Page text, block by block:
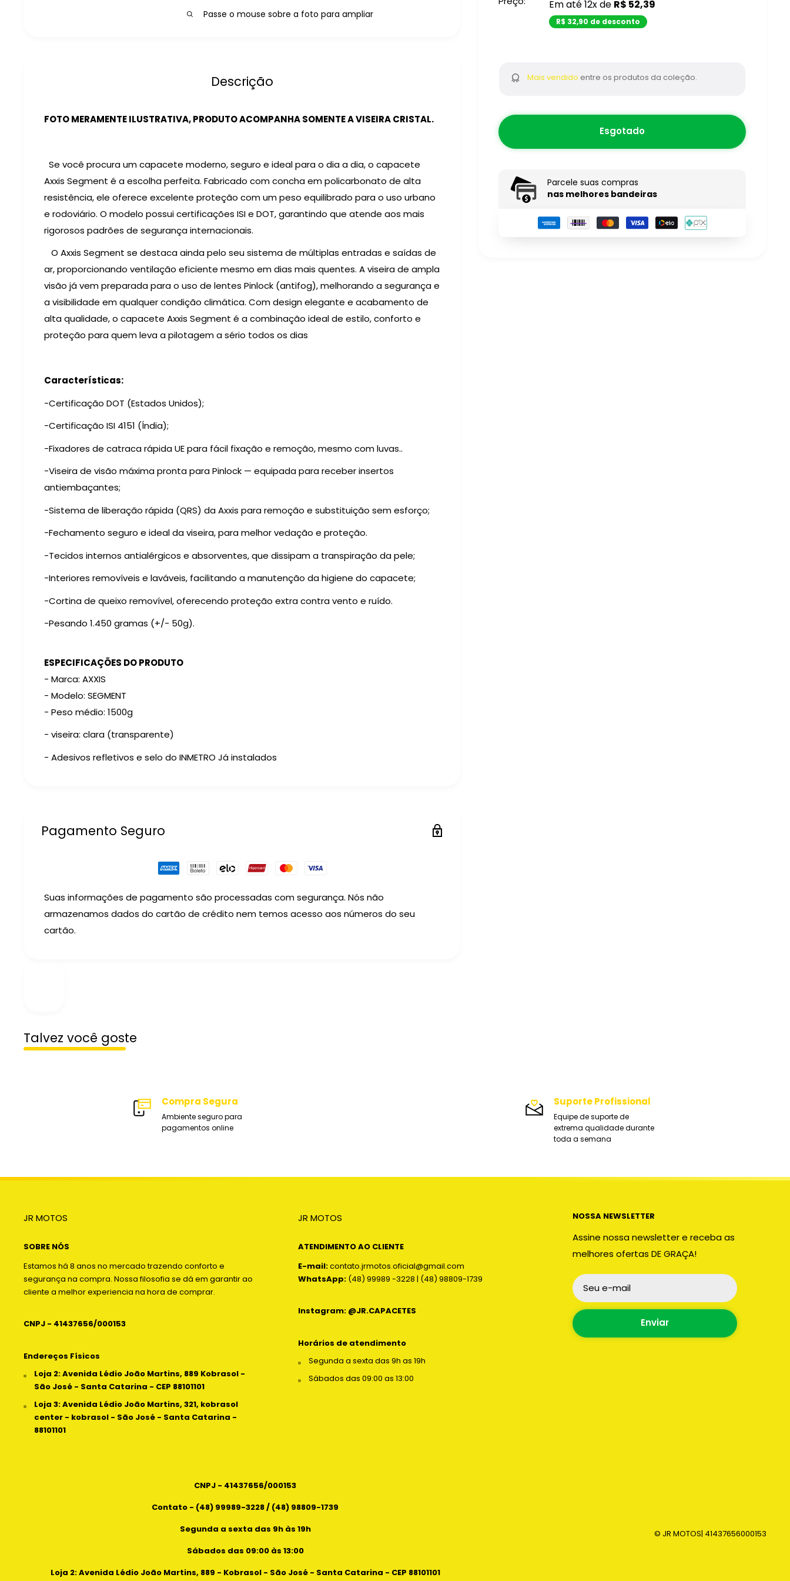
Passe o mouse sobre a foto para ampliar pt-
Em até 12x de R$ 52,39
R$ 32,90 de desconto
Mais vendido entre os produtos da coleção.
Esgotado
Parcele suas compras
nas melhores bandeiras
Descrição
FOTO MERAMENTE ILUSTRATIVA, PRODUTO ACOMPANHA SOMENTE A VISEIRA CRISTAL.
Se você procura um capacete moderno, seguro e ideal para o dia a dia, o capacete
Axxis Segment é a escolha perfeita. Fabricado com concha em policarbonato de alta
resistência, ele oferece excelente proteção com um peso equilibrado para o uso urbano
e rodoviário. O modelo possui certificações ISI e DOT, garantindo que atende aos mais
rigorosos padrões de segurança internacionais.
O Axxis Segment se destaca ainda pelo seu sistema de múltiplas entradas e saídas de
ar, proporcionando ventilação eficiente mesmo em dias mais quentes. A viseira de ampla
visão já vem preparada para o uso de lentes Pinlock (antifog), melhorando a segurança e
a visibilidade em qualquer condição climática. Com design elegante e acabamento de
alta qualidade, o capacete Axxis Segment é a combinação ideal de estilo, conforto e
proteção para quem leva a pilotagem a sério todos os dias
Características:
-Certificação DOT (Estados Unidos);
-Certificação ISI 4151 (Índia);
-Fixadores de catraca rápida UE para fácil fixação e remoção, mesmo com luvas..
-Viseira de visão máxima pronta para Pinlock — equipada para receber insertos
antiembaçantes;
-Sistema de liberação rápida (QRS) da Axxis para remoção e substituição sem esforço;
-Fechamento seguro e ideal da viseira, para melhor vedação e proteção.
-Tecidos internos antialérgicos e absorventes, que dissipam a transpiração da pele;
-Interiores removíveis e laváveis, facilitando a manutenção da higiene do capacete;
-Cortina de queixo removível, oferecendo proteção extra contra vento e ruído.
-Pesando 1.450 gramas (+/- 50g).
ESPECIFICAÇÕES DO PRODUTO
- Marca: AXXIS
- Modelo: SEGMENT
- Peso médio: 1500g
- viseira: clara (transparente)
- Adesivos refletivos e selo do INMETRO Já instalados
Pagamento Seguro
Suas informações de pagamento são processadas com segurança. Nós não
armazenamos dados do cartão de crédito nem temos acesso aos números do seu
cartão.
Talvez você goste
Compra Segura
Ambiente seguro para
pagamentos online
Suporte Profissional
Equipe de suporte de
extrema qualidade durante
toda a semana
JR MOTOS
SOBRE NÓS
Estamos há 8 anos no mercado trazendo conforto e
segurança na compra. Nossa filosofia se dá em garantir ao
cliente a melhor experiencia na hora de comprar.
CNPJ - 41437656/000153
Endereços Físicos
Loja 2: Avenida Lédio João Martins, 889 Kobrasol -
São José - Santa Catarina - CEP 88101101
Loja 3: Avenida Lédio João Martins, 321, kobrasol
center - kobrasol - São José - Santa Catarina -
88101101
JR MOTOS
ATENDIMENTO AO CLIENTE
E-mail:contato.jrmotos.oficial@gmail.com
WhatsApp:(48) 99989 -3228 | (48) 98809-1739
Instagram: @JR.CAPACETES
Horários de atendimento
Segunda a sexta das 9h as 19h
Sábados das 09:00 as 13:00
NOSSA NEWSLETTER
Assine nossa newsletter e receba as
melhores ofertas DE GRAÇA!
Seu e-mail
Enviar
CNPJ - 41437656/000153
Contato - (48) 99989-3228 / (48) 98809-1739
Segunda a sexta das 9h às 19h
Sábados das 09:00 às 13:00
Loja 2: Avenida Lédio João Martins, 889 - Kobrasol - São José - Santa Catarina - CEP 88101101
© JR MOTOS| 41437656000153